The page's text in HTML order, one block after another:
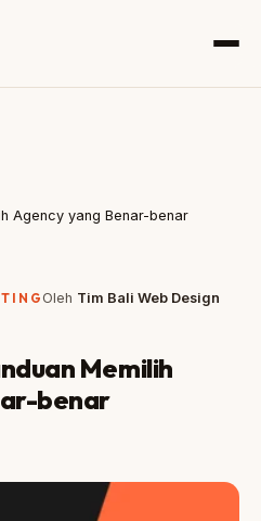
Agency yang Benar-benar
Oleh Tim Bali Web Design
Memilih
benar